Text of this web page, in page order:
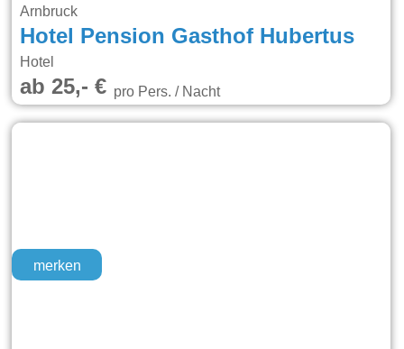
Arnbruck
Hotel Pension Gasthof Hubertus
Hotel
ab 25,- €pro Pers. / Nacht
merken